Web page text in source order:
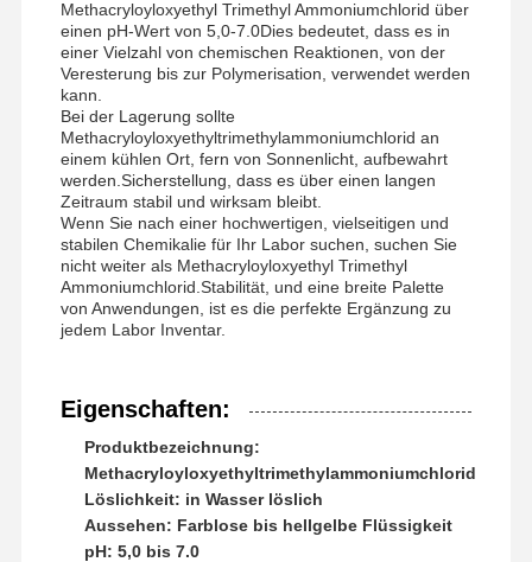
Methacryloyloxyethyl Trimethyl Ammoniumchlorid über
einen pH-Wert von 5,0-7.0Dies bedeutet, dass es in
einer Vielzahl von chemischen Reaktionen, von der
Veresterung bis zur Polymerisation, verwendet werden
kann.
Bei der Lagerung sollte
Methacryloyloxyethyltrimethylammoniumchlorid an
einem kühlen Ort, fern von Sonnenlicht, aufbewahrt
werden.Sicherstellung, dass es über einen langen
Zeitraum stabil und wirksam bleibt.
Wenn Sie nach einer hochwertigen, vielseitigen und
stabilen Chemikalie für Ihr Labor suchen, suchen Sie
nicht weiter als Methacryloyloxyethyl Trimethyl
Ammoniumchlorid.Stabilität, und eine breite Palette
von Anwendungen, ist es die perfekte Ergänzung zu
jedem Labor Inventar.
Eigenschaften:
Produktbezeichnung:
Methacryloyloxyethyltrimethylammoniumchlorid
Löslichkeit: in Wasser löslich
Aussehen: Farblose bis hellgelbe Flüssigkeit
pH: 5,0 bis 7.0